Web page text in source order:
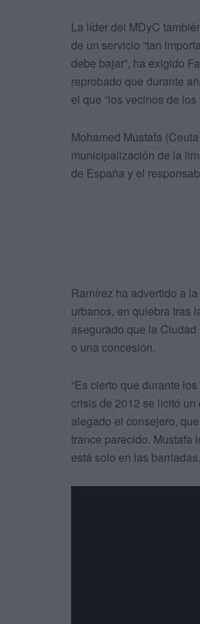
La líder del MDyC
de un servicio “tan
debe bajar”, ha exigido
reprobado que durante
el que “los vecinos de
Mohamed Mustafa
municipalización de la
de España y el
Ramírez ha advertido a
urbanos, en quiebra tras
asegurado que la
o una concesión.
“Es cierto que durante
crisis de 2012 se licitó un
alegado el consejero,
trance parecido. Mustafa
está solo en las